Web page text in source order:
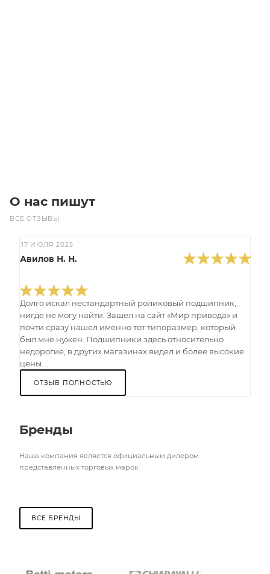
О нас пишут
ВСЕ ОТЗЫВЫ
17 ИЮЛЯ 2025
Авилов Н. Н.
Долго искал нестандартный роликовый подшипник,
нигде не могу найти. Зашел на сайт «Мир привода» и
почти сразу нашел именно тот типоразмер, который
был мне нужен. Подшипники здесь относительно
недорогие, в других магазинах видел и более высокие
цены. ...
ОТЗЫВ ПОЛНОСТЬЮ
Бренды
Наша компания является официальным дилером
представленных торговых марок.
ВСЕ БРЕНДЫ